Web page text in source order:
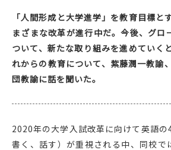
「人間形成と大学進学」を教育目標と
まざまな改革が進行中だ。今後、グロ
ついて、新たな取り組みを進めていく
れからの教育について、紫藤潤一教諭
団教諭に話を聞いた。
2020年の大学入試改革に向けて英語の
書く、話す）が重視される中、同校で